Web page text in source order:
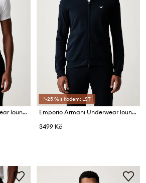
Emporio Armani Underwear loungwear tričko pánské bavlněné s elastanem
*-25 % s kódem: LST
Emporio Armani Underwear loungwear mikina pánská s bavlnou
3499 Kč